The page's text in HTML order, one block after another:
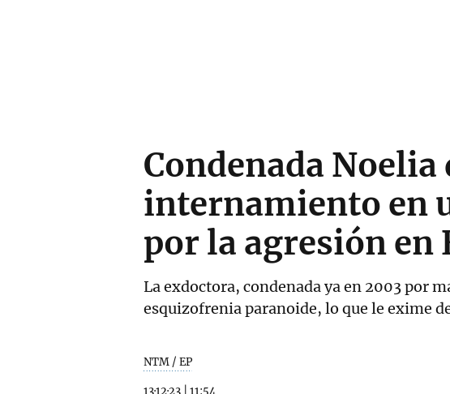
Condenada Noelia
internamiento en
por la agresión en
La exdoctora, condenada ya en 2003 por
esquizofrenia paranoide, lo que le exime
NTM / EP
13·12·23 11:54